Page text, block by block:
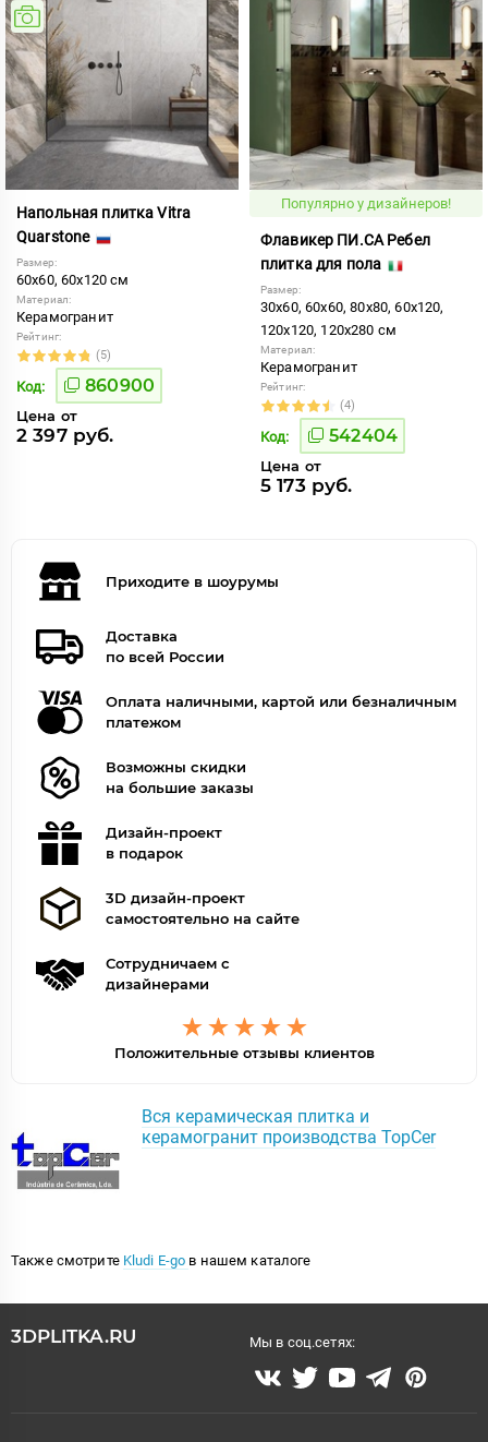
Напольная плитка Vitra
Quarstone
Размер:
60x60, 60x120 см
Материал:
Керамогранит
Рейтинг:
(5)
Код: 860900
Цена от
2 397 руб.
Популярно у дизайнеров!
Флавикер ПИ.СА Ребел
плитка для пола
Размер:
30x60, 60x60, 80x80, 60x120,
120x120, 120x280 см
Материал:
Керамогранит
Рейтинг:
(4)
Код: 542404
Цена от
5 173 руб.
Приходите в шоурумы
Доставка
по всей России
Оплата наличными, картой или безналичным
платежом
Возможны скидки
на большие заказы
Дизайн-проект
в подарок
3D дизайн-проект
самостоятельно на сайте
Сотрудничаем с
дизайнерами
Положительные отзывы клиентов
Вся керамическая плитка и
керамогранит производства TopCer
Также смотрите Kludi E-go в нашем каталоге
3DPLITKA.RU Мы в соц.сетях: